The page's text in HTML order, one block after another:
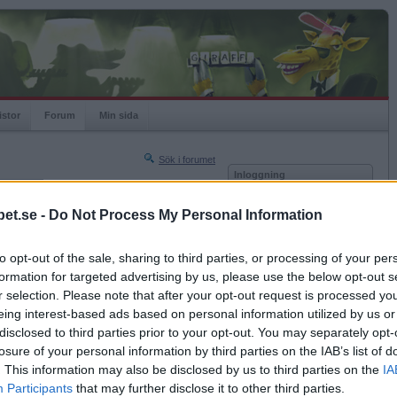
- Do Not Process My Personal Information
opt-out of the sale, sharing to third parties, or processing of your
for targeted advertising by us, please use the below opt-out
selection. Please note that after your opt-out request is processed
interest-based ads based on personal information utilized by us
to third parties prior to your opt-out. You may separately
of your personal information by third parties on the IAB’s list of
This information may also be disclosed by us to third parties on the
Participants that may further disclose it to other third parties.
Forum Min sida
Sök i forumet
Nästa sida »
2013-08-09 18:32
Inloggning
Kom ihåg mig
Glömt ditt lösenord?
Få ny aktiveringslänk
Betapet är gratis!